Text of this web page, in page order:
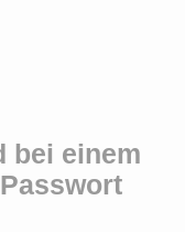
bei einem